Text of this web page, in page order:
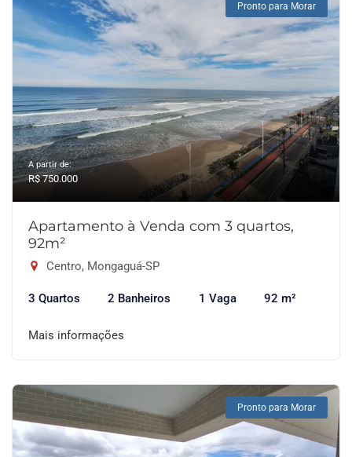
Pronto para Morar
A partir de:
R$ 750.000
Apartamento à Venda com 3 quartos,
92m²
Centro, Mongaguá-SP
3 Quartos 2 Banheiros 1 Vaga 92 m²
Mais informações
Pronto para Morar